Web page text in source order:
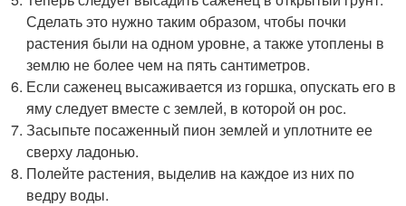
Сделать это нужно таким образом, чтобы почки
растения были на одном уровне, а также утоплены в
землю не более чем на пять сантиметров.
Если саженец высаживается из горшка, опускать его в
яму следует вместе с землей, в которой он рос.
Засыпьте посаженный пион землей и уплотните ее
сверху ладонью.
Полейте растения, выделив на каждое из них по
ведру воды.